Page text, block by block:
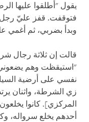
يقول "أطلقوا
فتوقفت. قفز عليّ رجل
وبدأ بضربي، ثم أغمي
قالت إن ثلاثة رجال
"استيقظت وهم
نفسي على أرضية
زي الشرطة، واثنان
المركزي]. كانوا
أحدهم يخلع سرواله،